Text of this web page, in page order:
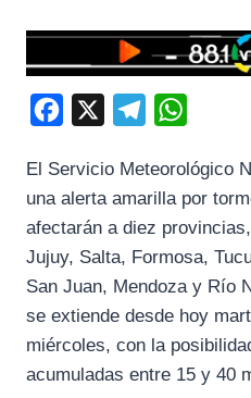
c
e
b
o
k
l
e
g
m
a
t
s
p
El Servicio Meteorológico
una alerta amarilla por
afectarán a diez
Jujuy, Salta, Formosa,
San Juan, Mendoza y Río
se extiende desde hoy
miércoles, con la
acumuladas entre 15 y 40